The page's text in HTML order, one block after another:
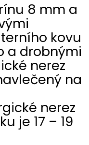
8 mm a
kovu
a drobnými
nerez
na
nerez
je 17 – 19